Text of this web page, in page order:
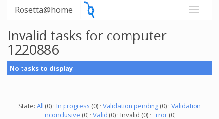
Rosetta@home
Invalid tasks for computer
1220886
No tasks to display
State: All (0) · In progress (0) · Validation pending (0) · Validation
inconclusive (0) · Valid (0) · Invalid (0) · Error (0)